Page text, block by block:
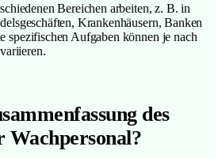
Bereichen arbeiten, z. B. in
Krankenhäusern, Banken
spezifischen Aufgaben können je nach
des
Wachpersonal?